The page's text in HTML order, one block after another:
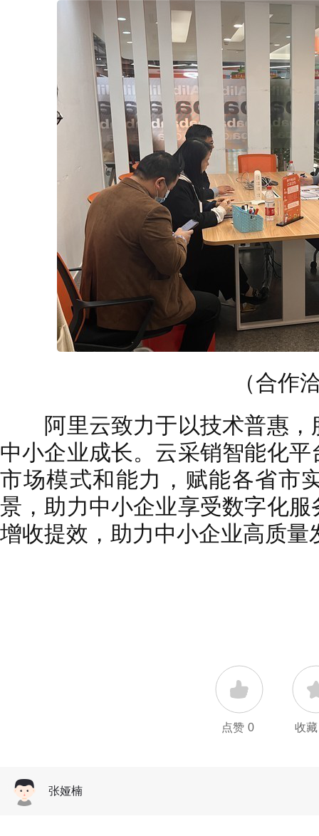
（合作
阿里云致力于以技术普惠，
中小企业成长。云采销智能化
市场模式和能力，赋能各省市
景，助力中小企业享受数字化
增收提效，助力中小企业高质量
点赞 0 收藏
张娅楠